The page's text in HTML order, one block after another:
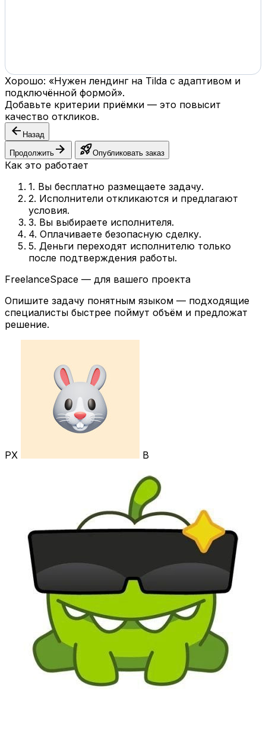
Хорошо: «Нужен лендинг на Tilda с адаптивом и
подключённой формой».
Добавьте критерии приёмки — это повысит
качество откликов.
arrow_back Назад
Продолжить arrow_forward rocket_launchОпубликовать заказ
Как это работает
1. Вы бесплатно размещаете задачу.
2. Исполнители откликаются и предлагают
условия.
3. Вы выбираете исполнителя.
4. Оплачиваете безопасную сделку.
5. Деньги переходят исполнителю только
после подтверждения работы.
FreelanceSpace — для вашего проекта
Опишите задачу понятным языком — подходящие
специалисты быстрее поймут объём и предложат
решение.
РХ В